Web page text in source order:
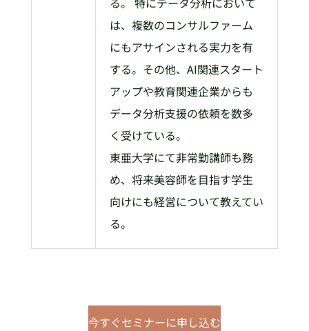
は、複数のコンサルファーム
にもアサインされる実力を有
する。その他、AI関連スタート
アップや教育関連企業からも
データ分析支援の依頼を数多
く受けている。
東亜大学にて非常勤講師も務
め、将来美容師を目指す学生
向けにも経営について教えてい
る。
今すぐセミナーに申し込む